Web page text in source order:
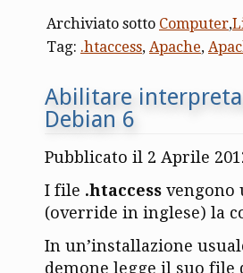
Archiviato sotto Computer,
Tag: .htaccess, Apache,
Abilitare
Debian 6
Pubblicato il 2 Aprile
I file .htaccess vengono
(override in inglese) la
In un’installazione
demone legge il suo